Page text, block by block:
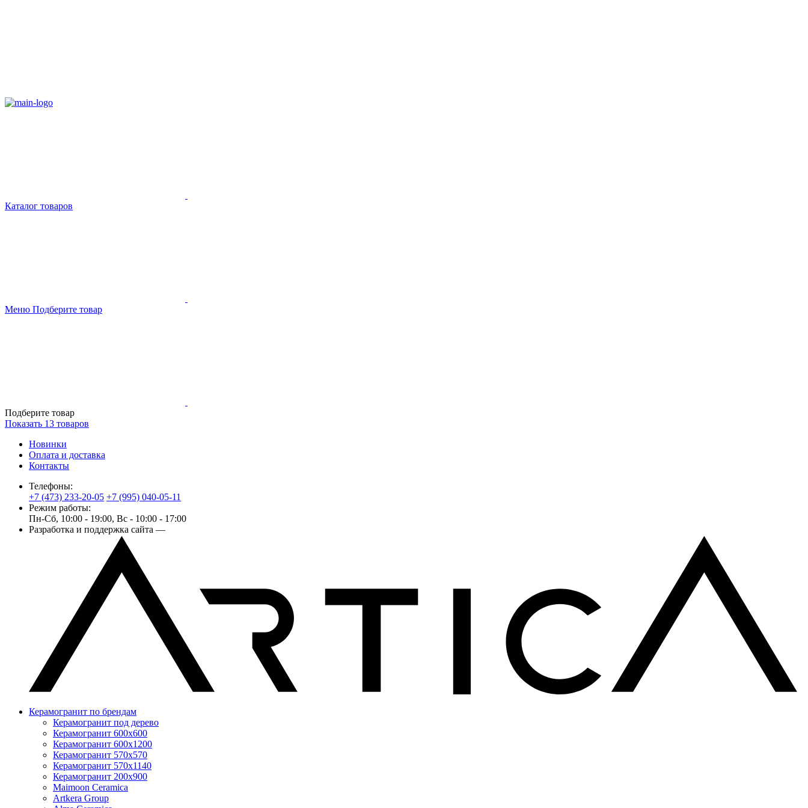
Каталог товаров
Меню Подберите товар
Подберите товар
Показать 13 товаров
Новинки
Оплата и доставка
Контакты
Телефоны:
+7 (473) 233-20-05 +7 (995) 040-05-11
Режим работы:
Пн-Сб, 10:00 - 19:00, Вс - 10:00 - 17:00
Разработка и поддержка сайта —
Керамогранит по брендам
Керамогранит под дерево
Керамогранит 600x600
Керамогранит 600x1200
Керамогранит 570x570
Керамогранит 570x1140
Керамогранит 200x900
Maimoon Ceramica
Artkera Group